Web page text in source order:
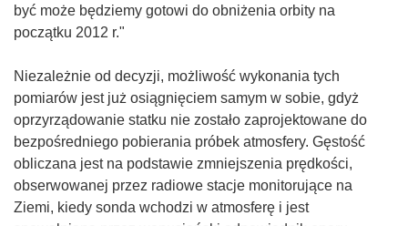
być może będziemy gotowi do obniżenia orbity na
początku 2012 r."
Niezależnie od decyzji, możliwość wykonania tych
pomiarów jest już osiągnięciem samym w sobie, gdyż
oprzyrządowanie statku nie zostało zaprojektowane do
bezpośredniego pobierania próbek atmosfery. Gęstość
obliczana jest na podstawie zmniejszenia prędkości,
obserwowanej przez radiowe stacje monitorujące na
Ziemi, kiedy sonda wchodzi w atmosferę i jest